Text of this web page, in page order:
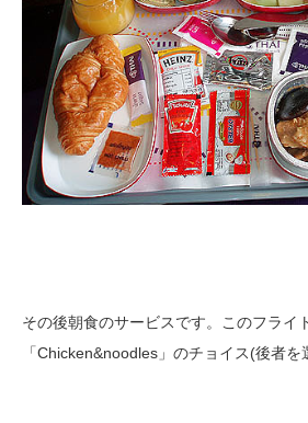
その後朝食のサービスです。このフライ
「Chicken&noodles」のチョイス(後者を